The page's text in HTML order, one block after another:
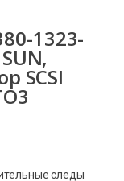
1323-
SCSI
следы